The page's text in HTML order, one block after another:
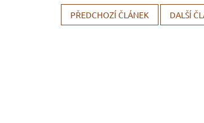
PŘEDCHOZÍ ČLÁNEK DALŠÍ